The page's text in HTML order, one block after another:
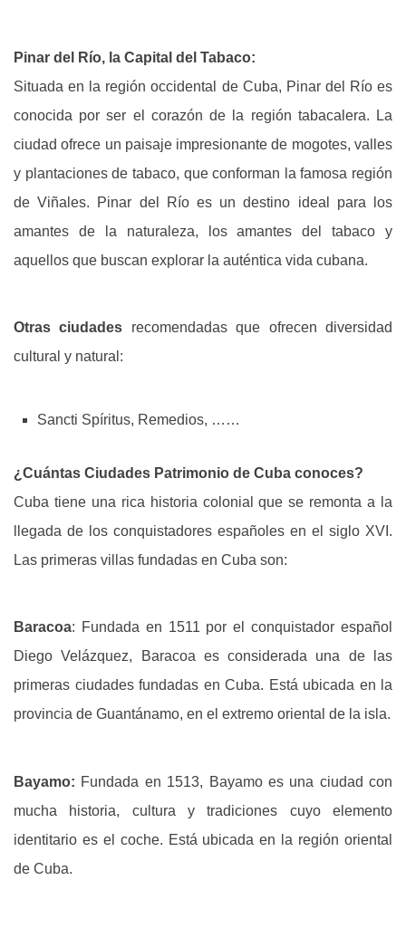
Pinar del Río, la Capital del Tabaco:
Situada en la región occidental de Cuba, Pinar del Río es
conocida por ser el corazón de la región tabacalera.
La
ciudad ofrece un paisaje impresionante de mogotes, valles
y plantaciones de tabaco, que conforman la famosa región
de Viñales. Pinar del Río es un destino ideal para los
amantes de la naturaleza, los amantes del tabaco y
aquellos que buscan explorar la auténtica vida cubana.
Otras ciudades recomendadas que ofrecen diversidad
cultural y natural:
Sancti Spíritus, Remedios, ……
¿Cuántas Ciudades Patrimonio de Cuba conoces?
Cuba tiene una rica historia colonial que se remonta a la
llegada de los conquistadores españoles en el siglo XVI.
Las primeras villas fundadas en Cuba son:
Baracoa: Fundada en 1511 por el conquistador español
Diego Velázquez, Baracoa es considerada una de las
primeras ciudades fundadas en Cuba. Está ubicada en la
provincia de Guantánamo, en el extremo oriental de la isla.
Bayamo: Fundada en 1513, Bayamo es una ciudad con
mucha historia, cultura y tradiciones cuyo elemento
identitario es el coche. Está ubicada en la región oriental
de Cuba.